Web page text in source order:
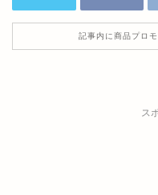
記事内に商品プロ
ス